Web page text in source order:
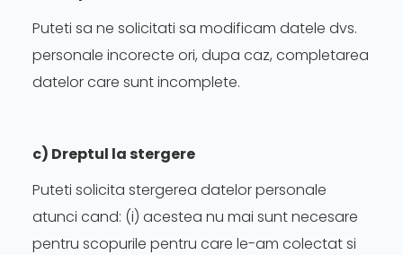
Puteti sa ne solicitati sa modificam datele dvs.
personale incorecte ori, dupa caz, completarea
datelor care sunt incomplete.
c) Dreptul la stergere
Puteti solicita stergerea datelor personale
atunci cand: (i) acestea nu mai sunt necesare
pentru scopurile pentru care le-am colectat si